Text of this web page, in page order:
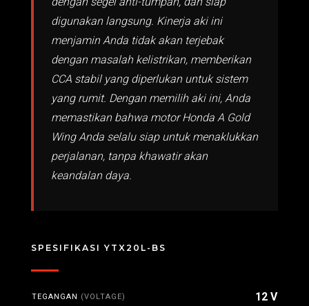
digunakan langsung. Kinerja aki ini
menjamin Anda tidak akan terjebak
dengan masalah kelistrikan, memberikan
CCA stabil yang diperlukan untuk sistem
yang rumit. Dengan memilih aki ini, Anda
memastikan bahwa motor Honda A Gold
Wing Anda selalu siap untuk menaklukkan
perjalanan, tanpa khawatir akan
keandalan daya.
SPESIFIKASI YTX20L-BS
TEGANGAN (VOLTAGE) 12 V